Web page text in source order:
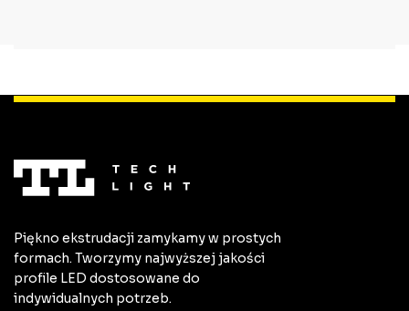
Piękno ekstrudacji zamykamy w prostych
formach. Tworzymy najwyższej jakości
profile LED dostosowane do
indywidualnych potrzeb.